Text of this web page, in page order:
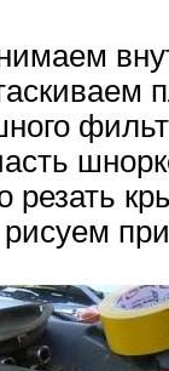
резать
рисуем